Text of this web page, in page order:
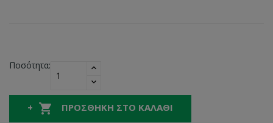
Ποσότητα:
 ΠΡΟΣΘΉΚΗ ΣΤΟ ΚΑΛΆΘΙ